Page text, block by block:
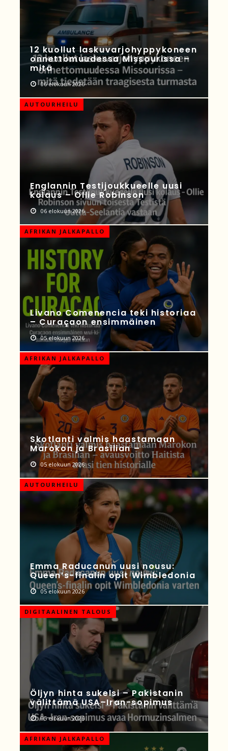
12 kuollut laskuvarjohyppykoneen
onnettomuudessa Missourissa –
mitä
06 elokuun 2026
AUTOURHEILU
Englannin Testijoukkueelle uusi
kolaus – Ollie Robinson
06 elokuun 2026
AFRIKAN JALKAPALLO
Livano Comenencia teki historiaa
– Curaçaon ensimmäinen
05 elokuun 2026
AFRIKAN JALKAPALLO
Skotlanti valmis haastamaan
Marokon ja Brasilian –
05 elokuun 2026
AUTOURHEILU
Emma Raducanun uusi nousu:
Queen’s-finalin opit Wimbledonia
05 elokuun 2026
DIGITAALINEN TALOUS
Öljyn hinta sukelsi – Pakistanin
välittämä USA–Iran-sopimus
05 elokuun 2026
AFRIKAN JALKAPALLO